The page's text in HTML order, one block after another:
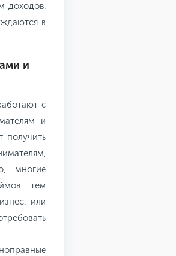
доходов.
в
и
с
и
получить
многие
тем
или